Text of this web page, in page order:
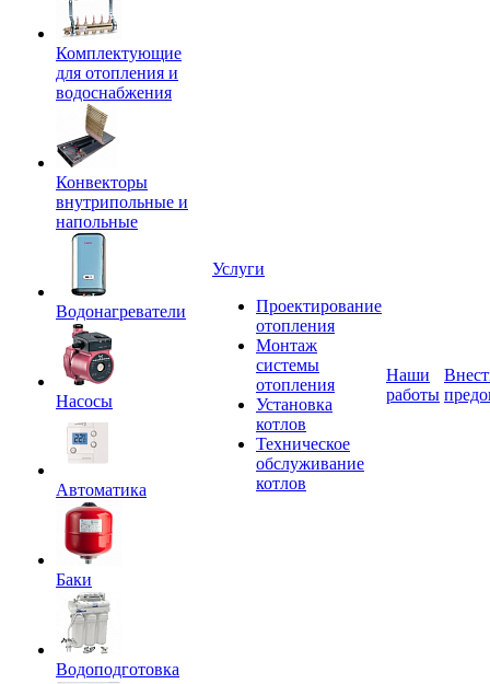
Комплектующие
для отопления и
водоснабжения
Конвекторы
внутрипольные и
напольные
Водонагреватели
Насосы
Автоматика
Баки
Водоподготовка
Услуги
Проектирование
отопления
Монтаж
системы
отопления
Установка
котлов
Техническое
обслуживание
котлов
Наши
работы